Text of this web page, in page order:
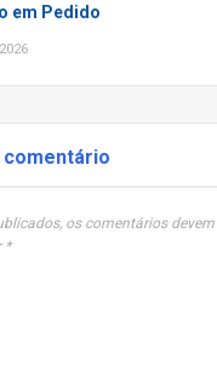
em Pedido
comentário
os comentários
*